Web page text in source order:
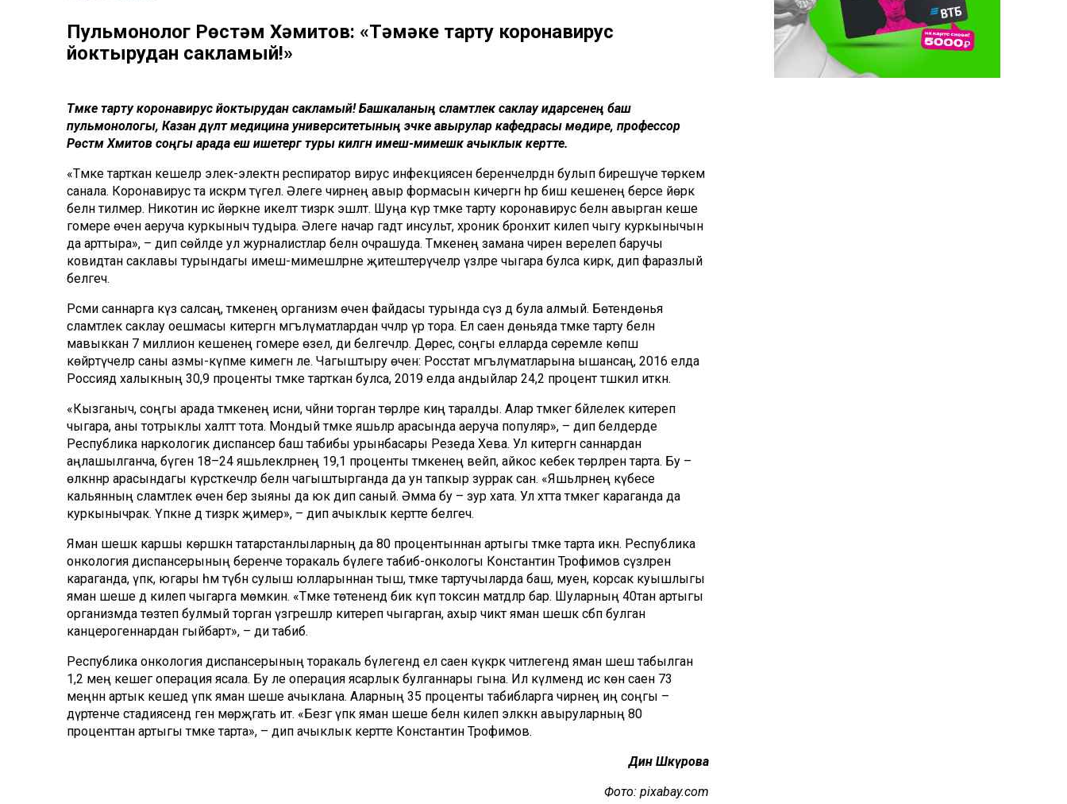
Пульмонолог Рөстәм Хәмитов: «Тәмәке тарту коронавирус
йоктырудан сакламый!»
Тәмәке тарту коронавирус йоктырудан сакламый! Башкаланың сәламәтлек саклау идарәсенең баш
пульмонологы, Казан дәүләт медицина университетының эчке авырулар кафедрасы мөдире, профессор
Рөстәм Хәмитов соңгы арада еш ишетергә туры килгән имеш-мимешкә ачыклык кертте.
«Тәмәке тарткан кешеләр элек-электән респиратор вирус инфекциясенә беренчеләрдән булып бирешүче төркем
санала. Коронавирус та искәрмә түгел. Әлеге чирнең авыр формасын кичергән һәр биш кешенең берсе йөрәк
белән тилмерә. Никотин исә йөрәкне икеләтә тизрәк эшләтә. Шуңа күрә тәмәке тарту коронавирус белән авырган кеше
гомере өчен аеруча куркыныч тудыра. Әлеге начар гадәт инсульт, хроник бронхит килеп чыгу куркынычын
да арттыра», – дип сөйләде ул журналистлар белән очрашуда. Тәмәкенең замана чиренә әверелеп баручы
ковидтан саклавы турындагы имеш-мимешләрне җитештерүчеләр үзләре чыгара булса кирәк, дип фаразлый
белгеч.
Рәсми саннарга күз салсаң, тәмәкенең организм өчен файдасы турында сүз дә була алмый. Бөтендөнья
сәламәтлек саклау оешмасы китергән мәгълүматлардан чәчләр үрә тора. Ел саен дөньяда тәмәке тарту белән
мавыккан 7 миллион кешенең гомере өзелә, ди белгечләр. Дөрес, соңгы елларда сөремле көпшә
көйрәтүчеләр саны азмы-күпме кимегән әле. Чагыштыру өчен: Росстат мәгълүматларына ышансаң, 2016 елда
Россиядә халыкның 30,9 проценты тәмәке тарткан булса, 2019 елда андыйлар 24,2 процент тәшкил иткән.
«Кызганыч, соңгы арада тәмәкенең исни, чәйни торган төрләре киң таралды. Алар тәмәкегә бәйлелек китереп
чыгара, аны тотрыклы халәттә тота. Мондый тәмәке яшьләр арасында аеруча популяр», – дип белдерде
Республика наркологик диспансер баш табибы урынбасары Резеда Хәева. Ул китергән саннардан
аңлашылганча, бүген 18–24 яшьлекләрнең 19,1 проценты тәмәкенең вейп, айкос кебек төрләрен тарта. Бу –
өлкәннәр арасындагы күрсәткечләр белән чагыштырганда да ун тапкыр зуррак сан. «Яшьләрнең күбесе
кальянның сәламәтлек өчен бер зыяны да юк дип саный. Әмма бу – зур хата. Ул хәтта тәмәкегә караганда да
куркынычрак. Үпкәне дә тизрәк җимерә», – дип ачыклык кертте белгеч.
Яман шешкә каршы көрәшкән татарстанлыларның да 80 процентыннан артыгы тәмәке тарта икән. Республика
онкология диспансерының беренче торакаль бүлеге табиб-онкологы Константин Трофимов сүзләренә
караганда, үпкә, югары һәм түбән сулыш юлларыннан тыш, тәмәке тартучыларда баш, муен, корсак куышлыгы
яман шеше дә килеп чыгарга мөмкин. «Тәмәке төтенендә бик күп токсин матдәләр бар. Шуларның 40тан артыгы
организмда төзәтеп булмый торган үзгәрешләр китереп чыгарган, ахыр чиктә яман шешкә сәбәп булган
канцерогеннардан гыйбарәт», – ди табиб.
Республика онкология диспансерының торакаль бүлегендә ел саен күкрәк читлегендә яман шеш табылган
1,2 мең кешегә операция ясала. Бу әле операция ясарлык булганнары гына. Ил күләмендә исә көн саен 73
меңнән артык кешедә үпкә яман шеше ачыклана. Аларның 35 проценты табибларга чирнең иң соңгы –
дүртенче стадиясендә генә мөрәҗәгать итә. «Безгә үпкә яман шеше белән килеп эләккән авыруларның 80
проценттан артыгы тәмәке тарта», – дип ачыклык кертте Константин Трофимов.
Динә Шәкүрова
Фото: pixabay.com